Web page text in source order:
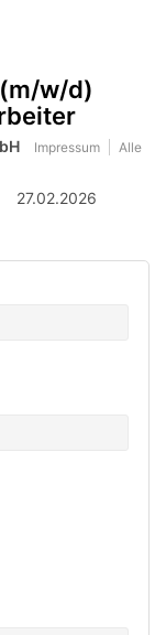
von
mobilem
Endgerät
aus
w/d)
Impressum
Alle
27.02.2026